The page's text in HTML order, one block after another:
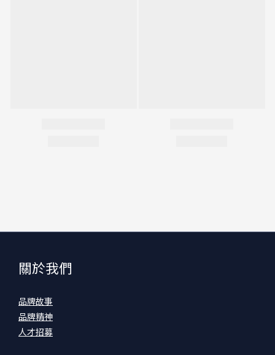
關於我們
品牌故事
品牌精神
人才招募